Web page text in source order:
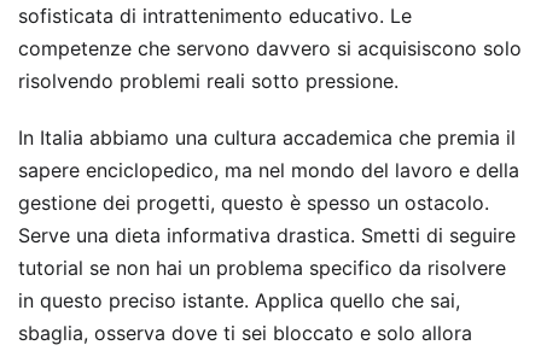
sofisticata di intrattenimento educativo. Le
competenze che servono davvero si acquisiscono solo
risolvendo problemi reali sotto pressione.
In Italia abbiamo una cultura accademica che premia il
sapere enciclopedico, ma nel mondo del lavoro e della
gestione dei progetti, questo è spesso un ostacolo.
Serve una dieta informativa drastica. Smetti di seguire
tutorial se non hai un problema specifico da risolvere
in questo preciso istante. Applica quello che sai,
sbaglia, osserva dove ti sei bloccato e solo allora